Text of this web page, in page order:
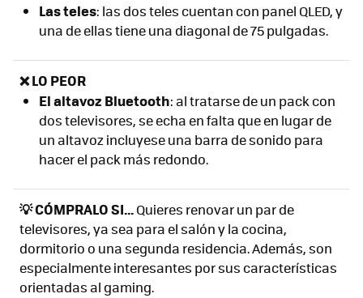
Las teles: las dos teles cuentan con panel QLED, y
una de ellas tiene una diagonal de 75 pulgadas.
❌ LO PEOR
El altavoz Bluetooth: al tratarse de un pack con
dos televisores, se echa en falta que en lugar de
un altavoz incluyese una barra de sonido para
hacer el pack más redondo.
💡 CÓMPRALO SI...Quieres renovar un par de
televisores, ya sea para el salón y la cocina,
dormitorio o una segunda residencia. Además, son
especialmente interesantes por sus características
orientadas al gaming.